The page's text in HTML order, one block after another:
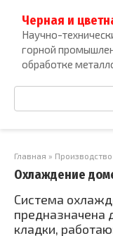
контенту
Черная и
Научно-
горной
обработке
Поиск:
Главная »
Охлаждение
Система
предназначена
кладки,